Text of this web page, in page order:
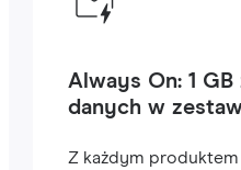
Always On: 1
danych w
Z każdym